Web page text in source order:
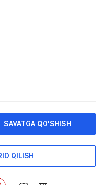
SAVATGA QO'SHISH
QILISH